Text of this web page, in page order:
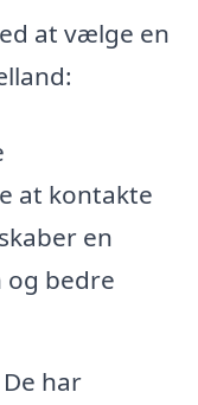
at vælge en
at kontakte
en
og bedre
De har